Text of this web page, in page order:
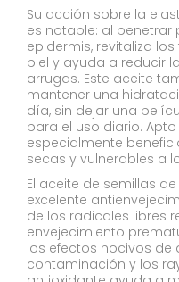
Su acción sobre la
es notable: al penetrar
epidermis, revitaliza
piel y ayuda a reducir
arrugas. Este aceite
mantener una
día, sin dejar una
para el uso diario.
especialmente
secas y vulnerables a
El aceite de semillas
excelente
de los radicales libres
envejecimiento
los efectos nocivos de
contaminación y los